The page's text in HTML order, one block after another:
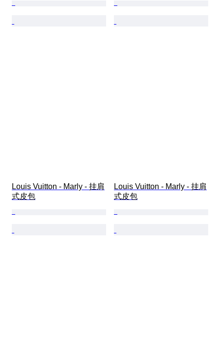
Louis Vuitton - Marly - 挂肩
式皮包
Louis Vuitton - Marly - 挂肩
式皮包